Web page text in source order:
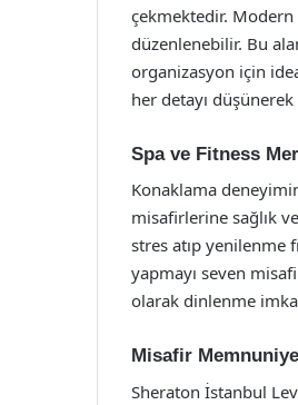
çekmektedir. Modern
düzenlenebilir. Bu
organizasyon için
her detayı
Spa ve Fitness
Konaklama
misafirlerine sağlık
stres atıp yenilenme
yapmayı seven
olarak dinlenme
Misafir
Sheraton İstanbul